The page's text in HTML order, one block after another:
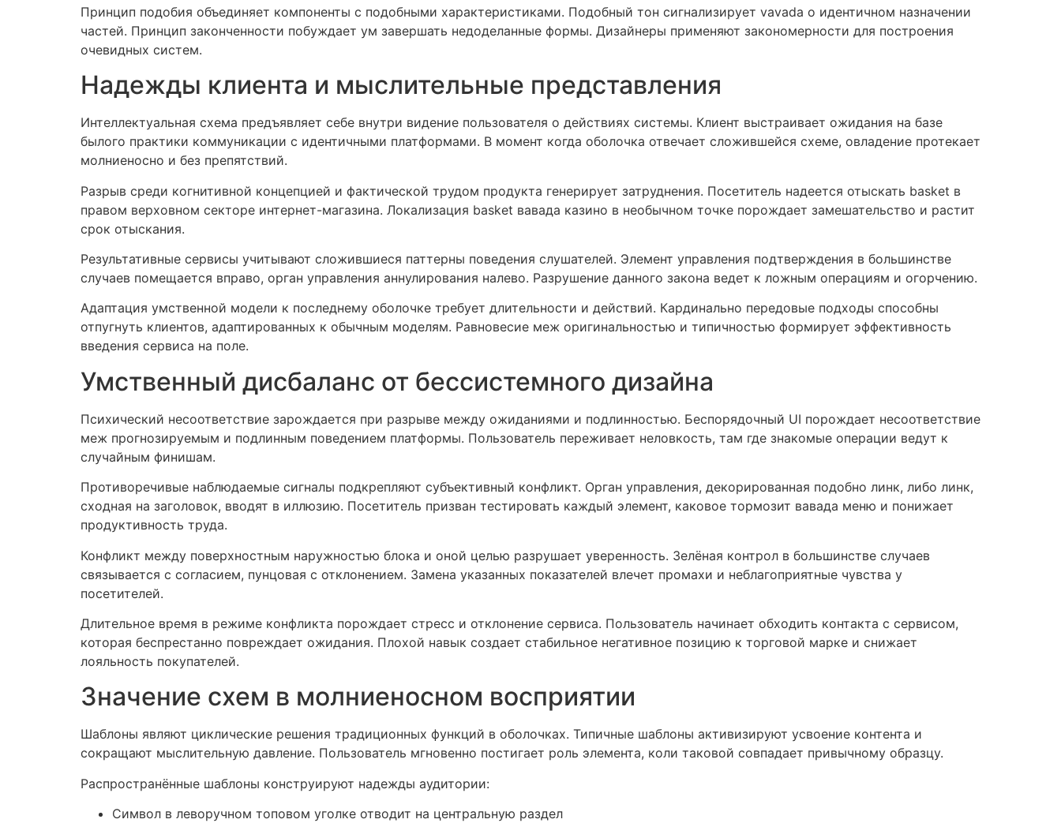
Принцип подобия объединяет компоненты с подобными характеристиками. Подобный тон сигнализирует vavada о идентичном назначении
частей. Принцип законченности побуждает ум завершать недоделанные формы. Дизайнеры применяют закономерности для построения
очевидных систем.
Надежды клиента и мыслительные представления
Интеллектуальная схема предъявляет себе внутри видение пользователя о действиях системы. Клиент выстраивает ожидания на базе
былого практики коммуникации с идентичными платформами. В момент когда оболочка отвечает сложившейся схеме, овладение протекает
молниеносно и без препятствий.
Разрыв среди когнитивной концепцией и фактической трудом продукта генерирует затруднения. Посетитель надеется отыскать basket в
правом верховном секторе интернет-магазина. Локализация basket вавада казино в необычном точке порождает замешательство и растит
срок отыскания.
Результативные сервисы учитывают сложившиеся паттерны поведения слушателей. Элемент управления подтверждения в большинстве
случаев помещается вправо, орган управления аннулирования налево. Разрушение данного закона ведет к ложным операциям и огорчению.
Адаптация умственной модели к последнему оболочке требует длительности и действий. Кардинально передовые подходы способны
отпугнуть клиентов, адаптированных к обычным моделям. Равновесие меж оригинальностью и типичностью формирует эффективность
введения сервиса на поле.
Умственный дисбаланс от бессистемного дизайна
Психический несоответствие зарождается при разрыве между ожиданиями и подлинностью. Беспорядочный UI порождает несоответствие
меж прогнозируемым и подлинным поведением платформы. Пользователь переживает неловкость, там где знакомые операции ведут к
случайным финишам.
Противоречивые наблюдаемые сигналы подкрепляют субъективный конфликт. Орган управления, декорированная подобно линк, либо линк,
сходная на заголовок, вводят в иллюзию. Посетитель призван тестировать каждый элемент, каковое тормозит вавада меню и понижает
продуктивность труда.
Конфликт между поверхностным наружностью блока и оной целью разрушает уверенность. Зелёная контрол в большинстве случаев
связывается с согласием, пунцовая с отклонением. Замена указанных показателей влечет промахи и неблагоприятные чувства у
посетителей.
Длительное время в режиме конфликта порождает стресс и отклонение сервиса. Пользователь начинает обходить контакта с сервисом,
которая беспрестанно повреждает ожидания. Плохой навык создает стабильное негативное позицию к торговой марке и снижает
лояльность покупателей.
Значение схем в молниеносном восприятии
Шаблоны являют циклические решения традиционных функций в оболочках. Типичные шаблоны активизируют усвоение контента и
сокращают мыслительную давление. Пользователь мгновенно постигает роль элемента, коли таковой совпадает привычному образцу.
Распространённые шаблоны конструируют надежды аудитории:
Символ в леворучном топовом уголке отводит на центральную раздел